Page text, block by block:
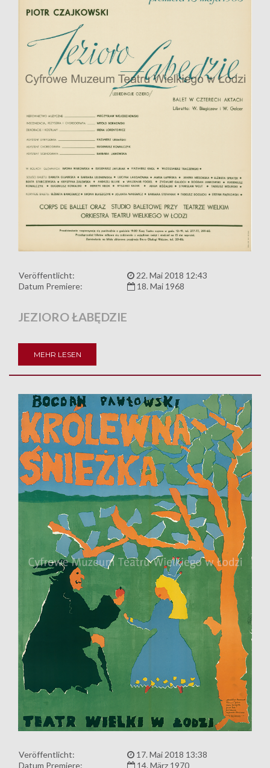
Veröffentlicht:
22. Mai 2018 12:43
Datum Premiere:
18. Mai 1968
JEZIORO ŁABĘDZIE
MEHR LESEN
Veröffentlicht:
17. Mai 2018 13:38
Datum Premiere:
14. März 1970